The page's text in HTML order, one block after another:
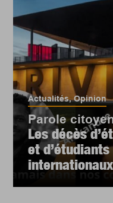
Actualités,Opinion
Parole
Les décès
et d’étudiants